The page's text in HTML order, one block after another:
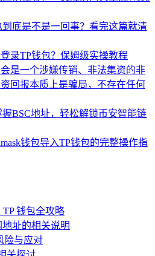
底是不是一回事？看完这篇就清
录TP钱包？保姆级实操教程
是一个涉嫌传销、非法集资的非
回报本质上是骗局，不存在任何
BSC地址，轻松解锁币安智能链
钱包导入TP钱包的完整操作指
钱包全攻略
址的相关说明
险与应对